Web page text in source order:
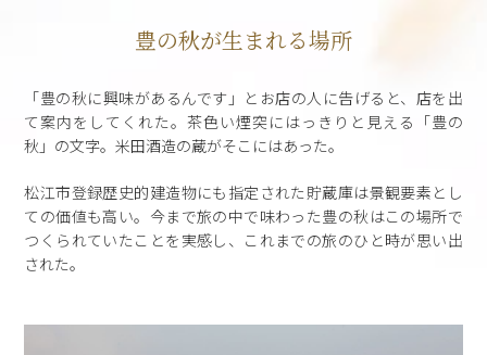
豊の秋が生まれる場所
「豊の秋に興味があるんです」とお店の人に告げると、店を出
て案内をしてくれた。茶色い煙突にはっきりと見える「豊の
秋」の文字。米田酒造の蔵がそこにはあった。
松江市登録歴史的建造物にも指定された貯蔵庫は景観要素とし
ての価値も高い。今まで旅の中で味わった豊の秋はこの場所で
つくられていたことを実感し、これまでの旅のひと時が思い出
された。